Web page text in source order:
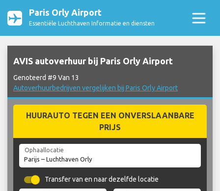
Paris Orly Airport
Essentiële Luchthaven Informatie en diensten
AVIS autoverhuur bij Paris Orly Airport
Genoteerd #9 Van 13
Autoverhuurbedrijven vergelijken bij Paris Orly Airport
HUURAUTO TEGEN EEN ONVERSLAANBARE
PRIJS
Ophaallocatie
Transfer van en naar dezelfde locatie